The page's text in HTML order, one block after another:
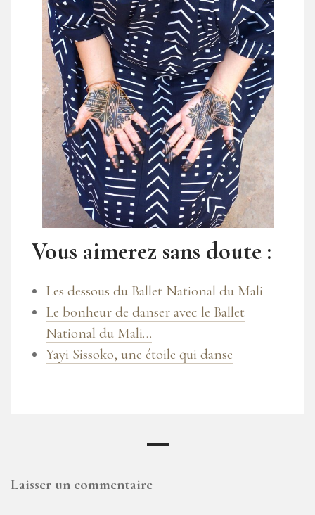
Vous aimerez sans doute :
Les dessous du Ballet National du Mali
Le bonheur de danser avec le Ballet
National du Mali…
Yayi Sissoko, une étoile qui danse
Laisser un commentaire